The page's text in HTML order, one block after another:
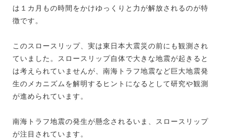
は１カ月もの時間をかけゆっくりと力が解放されるのが特
徴です。
このスロースリップ、実は東日本大震災の前にも観測され
ていました。スロースリップ自体で大きな地震が起きると
は考えられていませんが、南海トラフ地震など巨大地震発
生のメカニズムを解明するヒントになるとして研究や観測
が進められています。
南海トラフ地震の発生が懸念されるいま、スロースリップ
が注目されています。